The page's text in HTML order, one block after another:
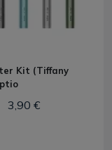
Kit (Tiffany
3,90 €